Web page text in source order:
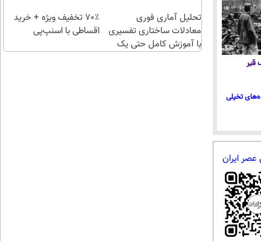
قیر
تخیلی
عصر ایران
تحلیل آماری فوری
معادلات ساختاری تفسیری
با آموزش کامل حتی یک
70٪ تخفیف ویژه + خرید
اقساطی با اسنپ‌پی